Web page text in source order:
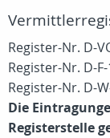
Register-Nr. D-
Register-Nr. D-
Register-Nr. D-
Die
Registerstelle